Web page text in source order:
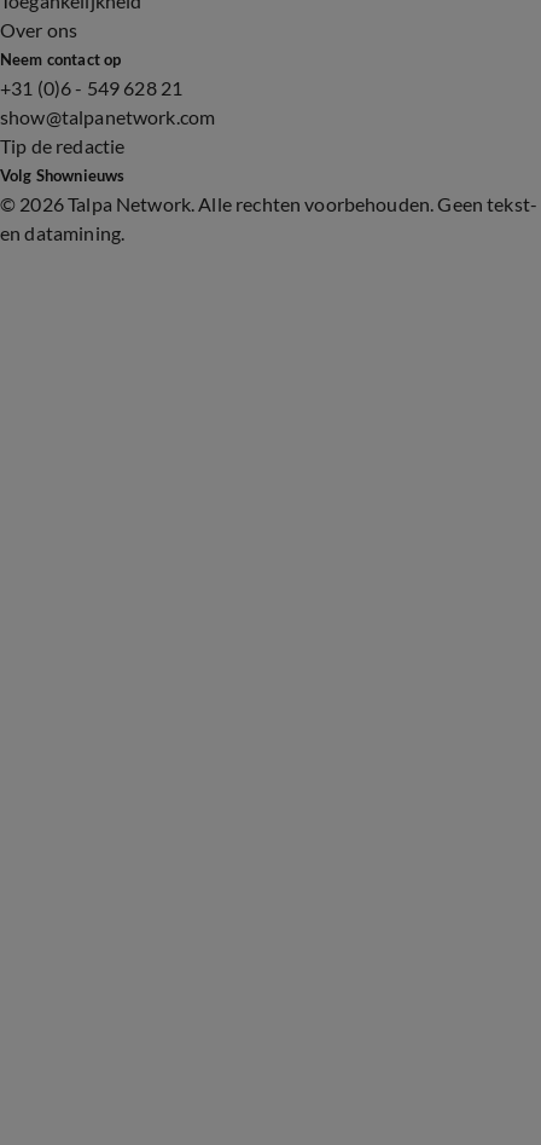
Over ons
Neem contact op
+31 (0)6 - 549 628 21
show@talpanetwork.com
Tip de redactie
Volg Shownieuws
© 2026 Talpa Network. Alle rechten voorbehouden. Geen tekst-
en datamining.